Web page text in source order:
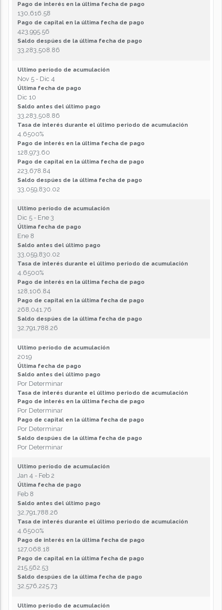
Pago de interés en la última fecha de pago
130,616.58
Pago de capital en la última fecha de pago
423,995.56
Saldo despúes de la última fecha de pago
33,283,508.86
Ultimo período de acumulación
Nov 5 - Dic 4
Última fecha de pago
Dic 10
Saldo antes del último pago
33,283,508.86
Tasa de interés durante el último periodo de acumulación
4.6500%
Pago de interés en la última fecha de pago
128,973.60
Pago de capital en la última fecha de pago
223,678.84
Saldo despúes de la última fecha de pago
33,059,830.02
Ultimo período de acumulación
Dic 5 - Ene 3
Última fecha de pago
Ene 8
Saldo antes del último pago
33,059,830.02
Tasa de interés durante el último periodo de acumulación
4.6500%
Pago de interés en la última fecha de pago
128,106.84
Pago de capital en la última fecha de pago
268,041.76
Saldo despúes de la última fecha de pago
32,791,788.26
Ultimo período de acumulación
2019
Última fecha de pago
Saldo antes del último pago
Por Determinar
Tasa de interés durante el último periodo de acumulación
Pago de interés en la última fecha de pago
Por Determinar
Pago de capital en la última fecha de pago
Por Determinar
Saldo despúes de la última fecha de pago
Por Determinar
Ultimo período de acumulación
Jan 4 - Feb 2
Última fecha de pago
Feb 8
Saldo antes del último pago
32,791,788.26
Tasa de interés durante el último periodo de acumulación
4.6500%
Pago de interés en la última fecha de pago
127,068.18
Pago de capital en la última fecha de pago
215,562.53
Saldo despúes de la última fecha de pago
32,576,225.73
Ultimo período de acumulación